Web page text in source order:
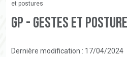
et postures
GP - Gestes et
Dernière modification : 17/04/2024